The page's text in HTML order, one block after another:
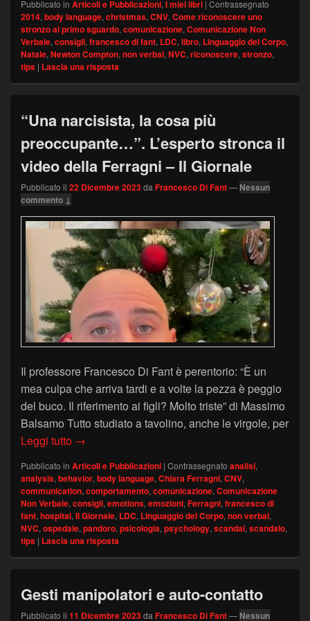
Pubblicato in Articoli e Pubblicazioni, I miei libri | Contrassegnato
2014, body language, christmas, CNV, Come riconoscere uno
stronzo al primo sguardo, comunicazione, Comunicazione Non
Verbale, consigli, francesco di fant, LDC, libro, Linguaggio del Corpo,
Natale, Newton Compton, non verbal, NVC, riconoscere, stronzo,
tips | Lascia una risposta
“Una narcisista, la cosa più
preoccupante…”. L’esperto stronca il
video della Ferragni – Il Giornale
Pubblicato il 22 Dicembre 2023da Francesco Di Fant— Nessun
commento ↓
Il professore Francesco Di Fant è perentorio: “È un
mea culpa che arriva tardi e a volte la pezza è peggio
del buco. Il riferimento ai figli? Molto triste” di Massimo
Balsamo Tutto studiato a tavolino, anche le virgole, per
Leggi tutto “Una narcisista, la cosa più preoccupante…”.
→
Pubblicato in Articoli e Pubblicazioni | Contrassegnato analisi,
analysis, behavior, body language, Chiara Ferragni, CNV,
communication, comportamento, comunicazione, Comunicazione
Non Verbale, consigli, emotions, emozioni, Ferragni, francesco di
fant, hospital, Il Giornale, LDC, Linguaggio del Corpo, non verbal,
NVC, ospedale, pandoro, psicologia, psychology, scandal, scandalo,
tips | Lascia una risposta
Gesti manipolatori e auto-contatto
Pubblicato il 11 Dicembre 2023da Francesco Di Fant— Nessun